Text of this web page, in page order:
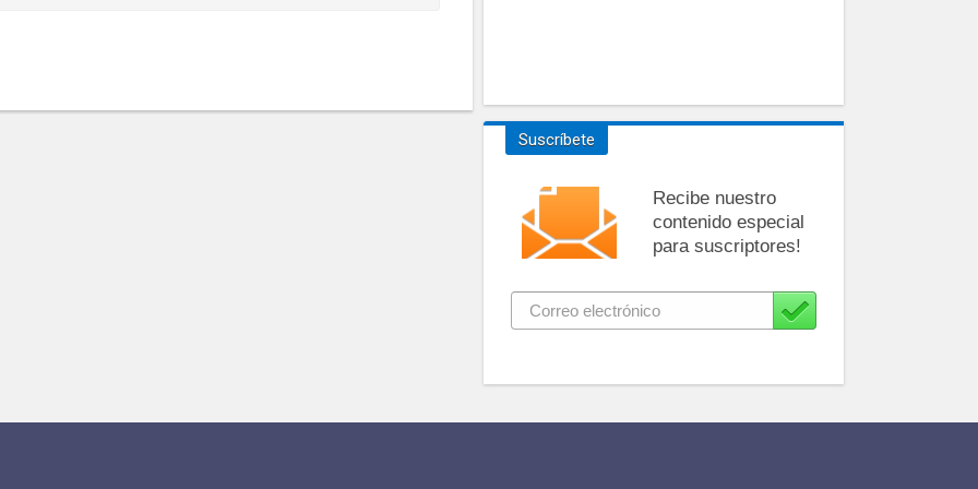
Suscríbete
Recibe nuestro
contenido especial
para suscriptores!